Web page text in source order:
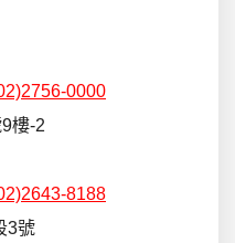
0000
樓-2
8188
3號